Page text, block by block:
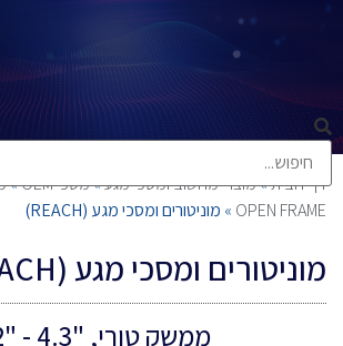
דף הבית»מוצרי מחשוב ומסכי מגע»מסכי OEM »
OPEN FRAME
» מוניטורים ומסכי מגע (REACH)
מוניטורים ומסכי מגע (REACH)
ממשק טורי, "4.3 - "12